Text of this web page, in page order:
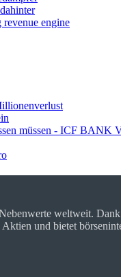
revenue engine
müssen - ICF BANK
weltweit.
und bietet